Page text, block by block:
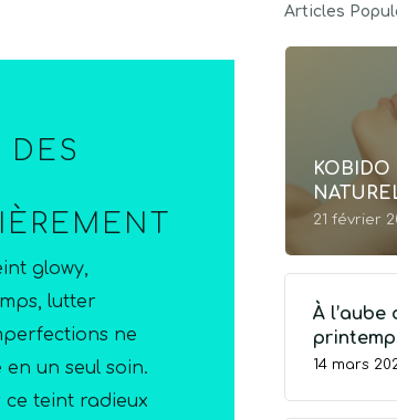
DES
glowy,
lutter
ne
un seul soin.
teint radieux
Articles
KOBIDO
21 février
À l’aube
14 mars